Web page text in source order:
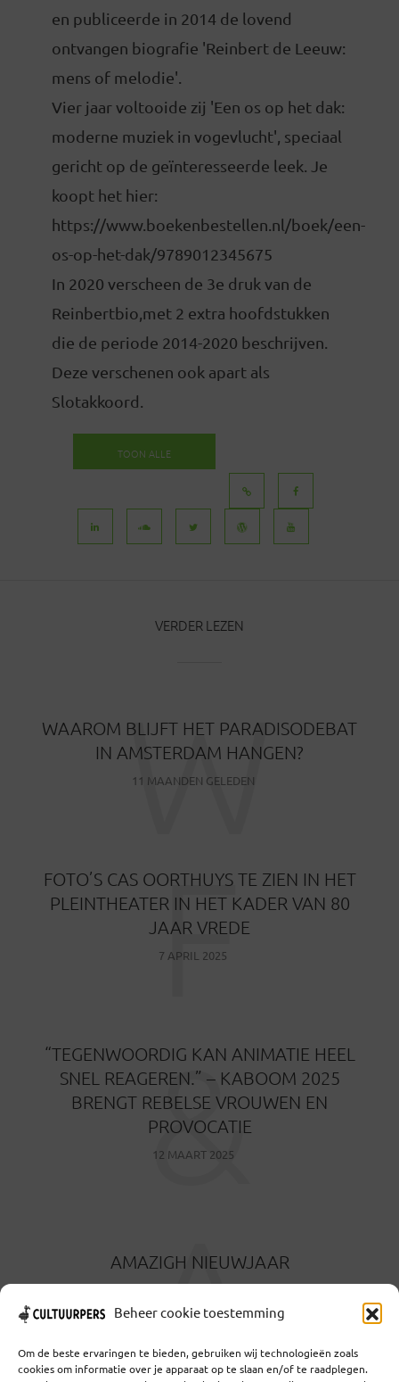
Beheer cookie toestemming
Om de beste ervaringen te bieden, gebruiken wij technologieën zoals
cookies om informatie over je apparaat op te slaan en/of te raadplegen.
en publiceerde in 2014 de lovend
ontvangen biografie 'Reinbert de Leeuw:
mens of melodie'.
Vier jaar voltooide zij 'Een os op het dak:
moderne muziek in vogevlucht', speciaal
gericht op de geïnteresseerde leek. Je
koopt het hier:
https://www.boekenbestellen.nl/boek/een-
os-op-het-dak/9789012345675
In 2020 verscheen de 3e druk van de
Reinbertbio,met 2 extra hoofdstukken
die de periode 2014-2020 beschrijven.
Deze verschenen ook apart als
Slotakkoord.
TOON ALLE
VERDER LEZEN
WAAROM BLIJFT HET PARADISODEBAT
IN AMSTERDAM HANGEN?
11 MAANDEN GELEDEN
W
FOTO’S CAS OORTHUYS TE ZIEN IN HET
PLEINTHEATER IN HET KADER VAN 80
JAAR VREDE
7 APRIL 2025
F
“TEGENWOORDIG KAN ANIMATIE HEEL
SNEL REAGEREN.” – KABOOM 2025
BRENGT REBELSE VROUWEN EN
PROVOCATIE
12 MAART 2025
&
AMAZIGH NIEUWJAAR
A